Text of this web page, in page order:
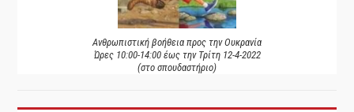
Ανθρωπιστική βοήθεια προς την Ουκρανία
Ώρες 10:00-14:00 έως την Τρίτη 12-4-2022
(στο σπουδαστήριο)